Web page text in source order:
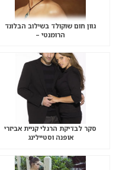
גוון חום שוקולד בשילוב הבלונד
הרומנטי –
סקר לבדיקת הרגלי קניית אביזרי
אופנה וסטיילינג